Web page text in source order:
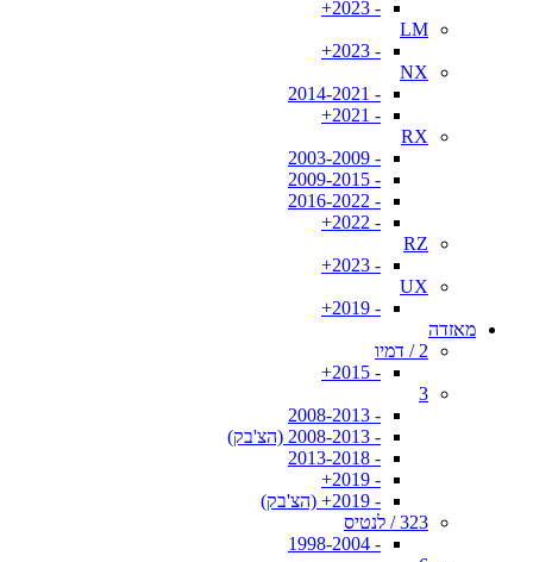
- 2023+
LM
- 2023+
NX
- 2014-2021
- 2021+
RX
- 2003-2009
- 2009-2015
- 2016-2022
- 2022+
RZ
- 2023+
UX
- 2019+
מאזדה
2 / דמיו
- 2015+
3
- 2008-2013
- 2008-2013 (הצ'בק)
- 2013-2018
- 2019+
- 2019+ (הצ'בק)
323 / לנטיס
- 1998-2004